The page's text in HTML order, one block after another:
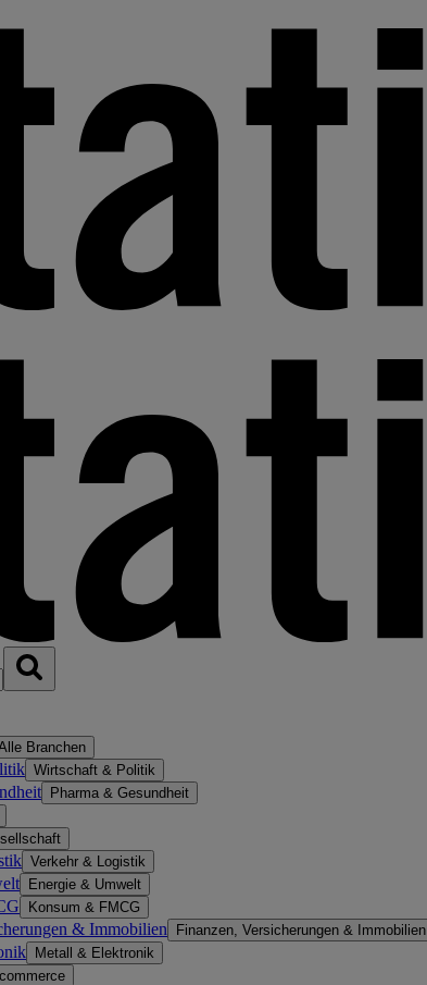
Branchen
Wirtschaft & Politik
Pharma & Gesundheit
Verkehr & Logistik
Energie & Umwelt
Konsum & FMCG
& Immobilien Finanzen, Versicherungen & Immobilien
Metall & Elektronik